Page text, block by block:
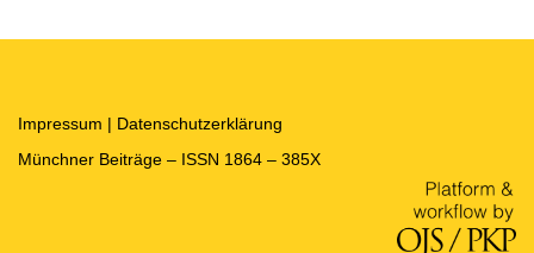
Impressum | Datenschutzerklärung
Münchner Beiträge – ISSN 1864 – 385X